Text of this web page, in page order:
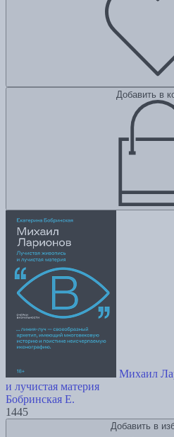
Добавить в
Михаил
и лучистая материя
Бобринская Е.
1445
Добавить в